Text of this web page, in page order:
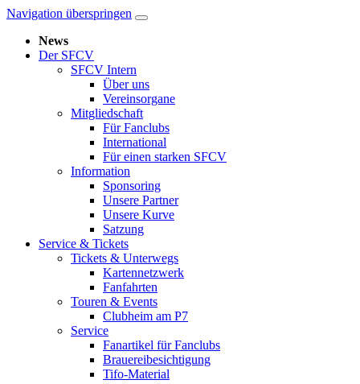
Navigation überspringen
News
Der SFCV
SFCV Intern
Über uns
Vereinsorgane
Mitgliedschaft
Für Fanclubs
International
Für einen starken SFCV
Information
Sponsoring
Unsere Partner
Unsere Kurve
Satzung
Service & Tickets
Tickets & Unterwegs
Kartennetzwerk
Fanfahrten
Touren & Events
Clubheim am P7
Service
Fanartikel für Fanclubs
Brauereibesichtigung
Tifo-Material